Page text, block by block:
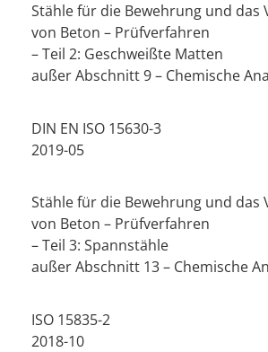
Stähle für die Bewehrung und das
von Beton – Prüfverfahren
– Teil 2: Geschweißte Matten
außer Abschnitt 9 – Chemische
DIN EN ISO 15630-3
2019-05
Stähle für die Bewehrung und das
von Beton – Prüfverfahren
– Teil 3: Spannstähle
außer Abschnitt 13 – Chemische
ISO 15835-2
2018-10